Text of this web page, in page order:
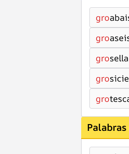
gro
gro
grosella
grosicie
gro